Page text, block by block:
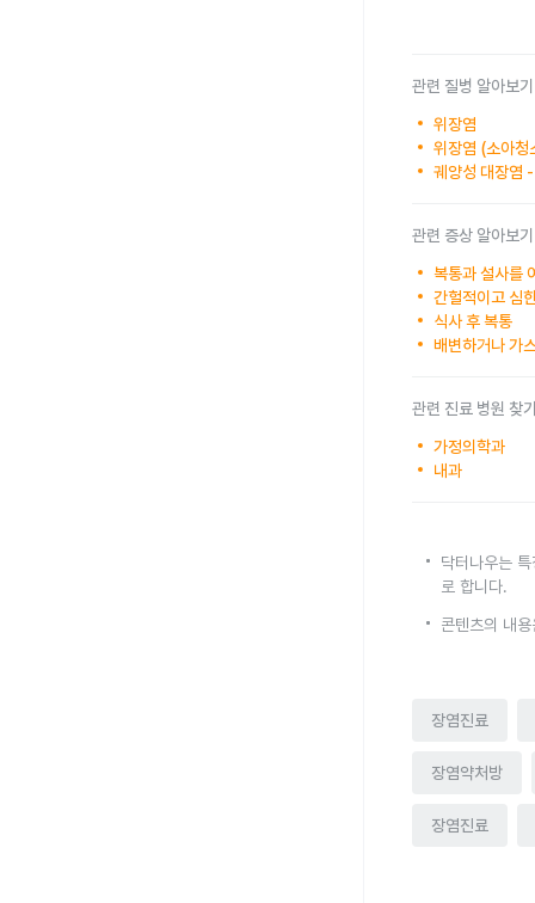
관련 질병 알아보기
위장염
위장염 (소아청
궤양성 대장염
관련 증상 알아보기
복통과 설사를
간헐적이고 심
식사 후 복통
배변하거나 가
관련 진료 병원 찾
가정의학과
내과
닥터나우는
로 합니다.
콘텐츠의 내
장염진료
장염약처방
장염진료